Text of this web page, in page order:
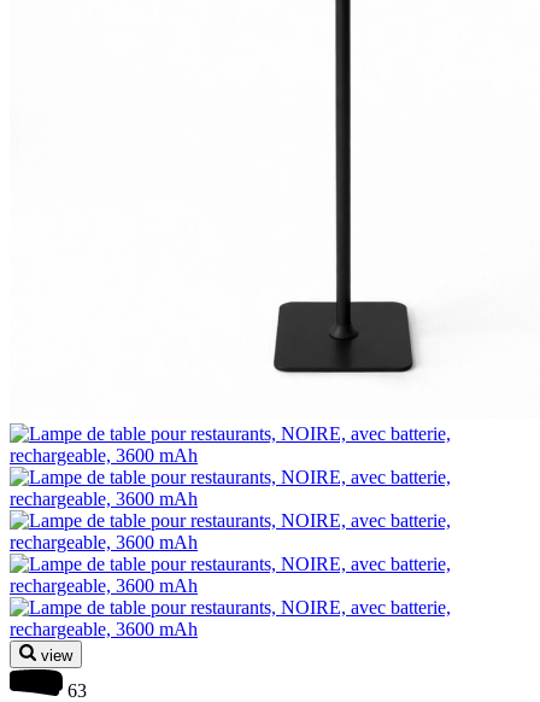
view
63